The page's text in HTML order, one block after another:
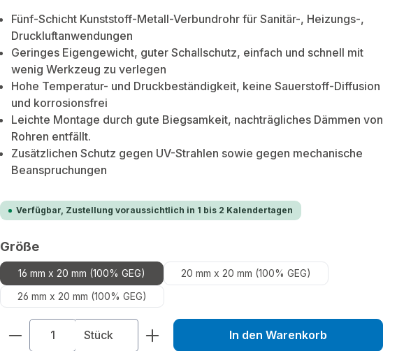
Fünf-Schicht Kunststoff-Metall-Verbundrohr für Sanitär-, Heizungs-,
Druckluftanwendungen
Geringes Eigengewicht, guter Schallschutz, einfach und schnell mit
wenig Werkzeug zu verlegen
Hohe Temperatur- und Druckbeständigkeit, keine Sauerstoff-Diffusion
und korrosionsfrei
Leichte Montage durch gute Biegsamkeit, nachträgliches Dämmen von
Rohren entfällt.
Zusätzlichen Schutz gegen UV-Strahlen sowie gegen mechanische
Beanspruchungen
Verfügbar, Zustellung voraussichtlich in 1 bis 2 Kalendertagen
Größeauswählen
16 mm x 20 mm (100% GEG)
20 mm x 20 mm (100% GEG)
26 mm x 20 mm (100% GEG)
Produkt Anzahl: Gib den gewünschten Wert
Stück In den Warenkorb